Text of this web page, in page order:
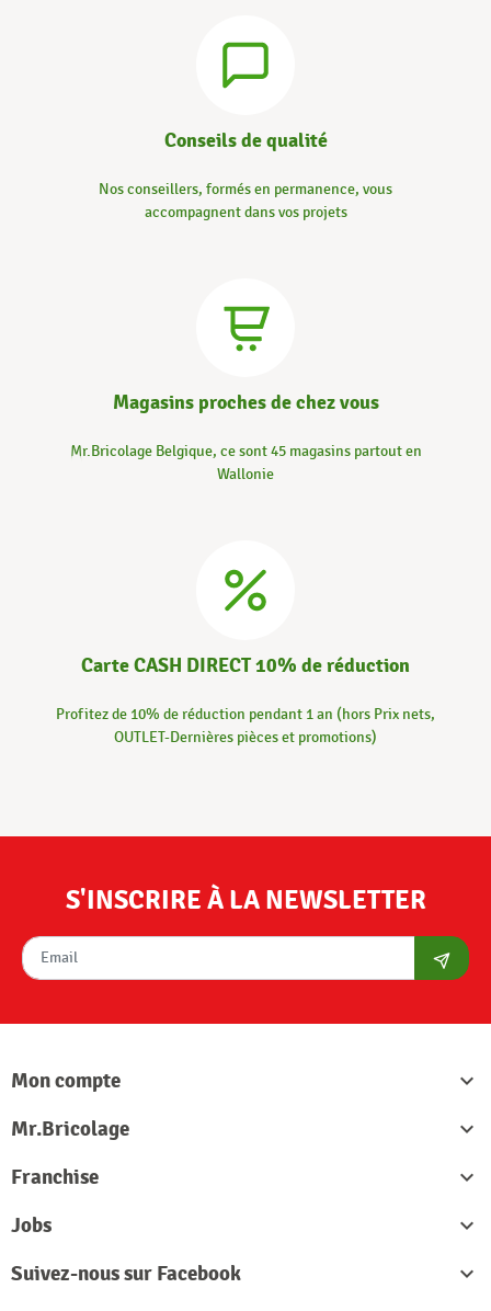
Conseils de qualité
Nos conseillers, formés en permanence, vous
accompagnent dans vos projets
Magasins proches de chez vous
Mr.Bricolage Belgique, ce sont 45 magasins partout en
Wallonie
Carte CASH DIRECT 10% de réduction
Profitez de 10% de réduction pendant 1 an (hors Prix nets,
OUTLET-Dernières pièces et promotions)
S'INSCRIRE À LA NEWSLETTER
Mon compte

Mr.Bricolage

Franchise

Jobs

Suivez-nous sur Facebook
